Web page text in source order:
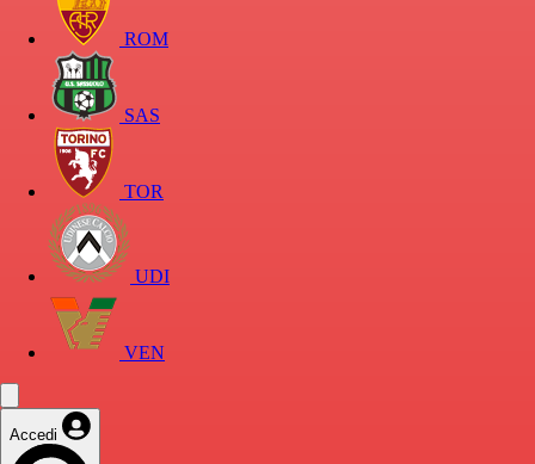
ROM
SAS
TOR
UDI
VEN
Accedi